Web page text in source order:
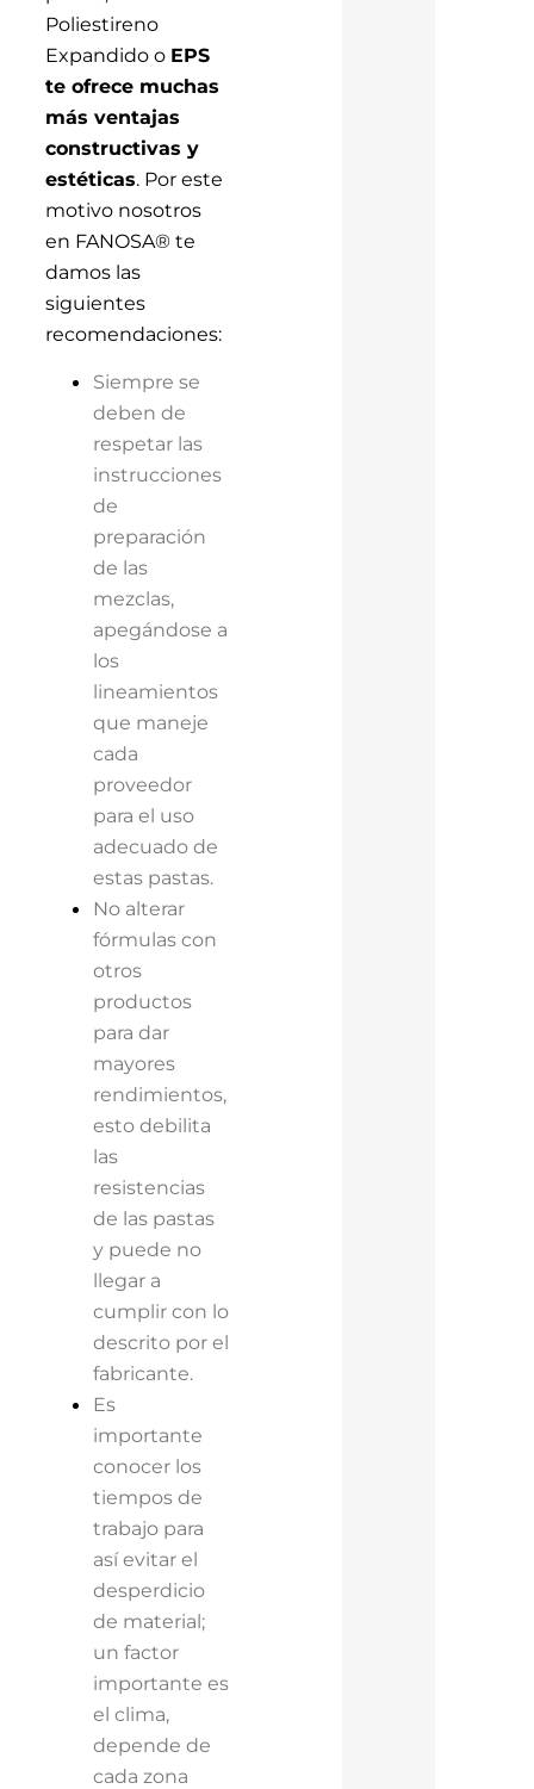
Poliestireno
Expandido o EPS
te ofrece muchas
más ventajas
constructivas y
estéticas. Por este
motivo nosotros
en FANOSA® te
damos las
siguientes
recomendaciones:
Siempre se
deben de
respetar las
instrucciones
de
preparación
de las
mezclas,
apegándose a
los
lineamientos
que maneje
cada
proveedor
para el uso
adecuado de
estas pastas.
No alterar
fórmulas con
otros
productos
para dar
mayores
rendimientos,
esto debilita
las
resistencias
de las pastas
y puede no
llegar a
cumplir con lo
descrito por el
fabricante.
Es
importante
conocer los
tiempos de
trabajo para
así evitar el
desperdicio
de material;
un factor
importante es
el clima,
depende de
cada zona